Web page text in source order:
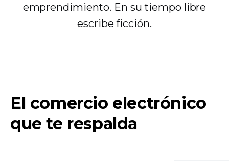
emprendimiento. En su tiempo libre
escribe ficción.
El comercio electrónico
que te respalda